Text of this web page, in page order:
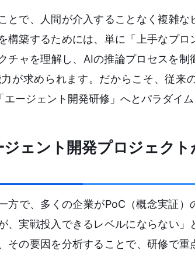
とで、人間が介入することなく複雑な
構築するためには、単に「上手なプ
チャを理解し、AIの推論プロセスを
が求められます。だからこそ、従来
ージェント開発研修」へとパラダイ
ェント開発プロジェク
で、多くの企業がPoC（概念実証）
、実戦投入できるレベルにならない
その要因を分析することで、研修で